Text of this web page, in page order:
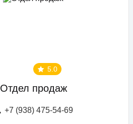
5.0
Отдел продаж
+7 (938) 475-54-69